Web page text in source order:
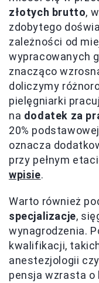
złotych brutto,
zdobytego
zależności od
wypracowanych
znacząco
doliczymy
pielęgniarki
na dodatek za
20%
oznacza
przy pełnym
wpisie.
Warto również
specjalizacje,
wynagrodzenia.
kwalifikacji,
anestezjologii
pensja wzrasta o